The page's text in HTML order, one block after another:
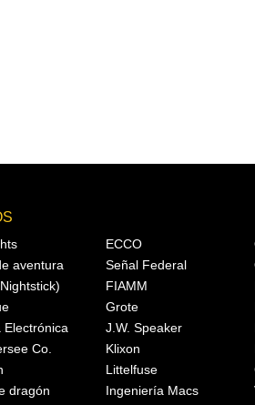
aventura
Electrónica
Co.
dragón
ECCO
Señal Federal
FIAMM
Grote
J.W. Speaker
Klixon
Littelfuse
Ingeniería Macs